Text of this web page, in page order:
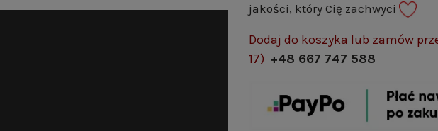
jakości, który Cię zachwyci
Dodaj do koszyka lub zamów
17) +48 667 747 588